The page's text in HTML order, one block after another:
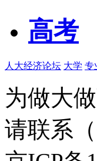
高考
人大经济论坛 大学 专
为做大
请联系（